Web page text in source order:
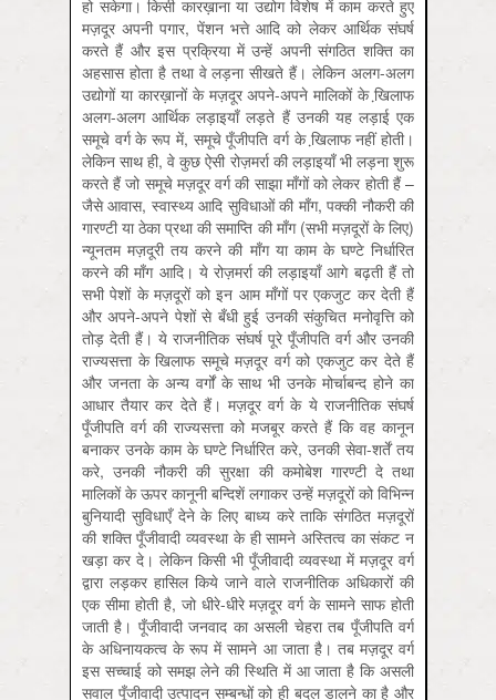
हो सकेगा। किसी कारख़ाना या उद्योग विशेष में काम करते हुए
मज़दूर अपनी पगार, पेंशन भत्ते आदि को लेकर आर्थिक संघर्ष
करते हैं और इस प्रक्रिया में उन्हें अपनी संगठित शक्ति का
अहसास होता है तथा वे लड़ना सीखते हैं। लेकिन अलग-अलग
उद्योगों या कारख़ानों के मज़दूर अपने-अपने मालिकों के खि़लाफ
अलग-अलग आर्थिक लड़ाइयाँ लड़ते हैं उनकी यह लड़ाई एक
समूचे वर्ग के रूप में, समूचे पूँजीपति वर्ग के खि़लाफ नहीं होती।
लेकिन साथ ही, वे कुछ ऐसी रोज़मर्रा की लड़ाइयाँ भी लड़ना शुरू
करते हैं जो समूचे मज़दूर वर्ग की साझा माँगों को लेकर होती हैं –
जैसे आवास, स्वास्थ्य आदि सुविधाओं की माँग, पक्की नौकरी की
गारण्टी या ठेका प्रथा की समाप्ति की माँग (सभी मज़दूरों के लिए)
न्यूनतम मज़दूरी तय करने की माँग या काम के घण्टे निर्धारित
करने की माँग आदि। ये रोज़मर्रा की लड़ाइयाँ आगे बढ़ती हैं तो
सभी पेशों के मज़दूरों को इन आम माँगों पर एकजुट कर देती हैं
और अपने-अपने पेशों से बँधी हुई उनकी संकुचित मनोवृत्ति को
तोड़ देती हैं। ये राजनीतिक संघर्ष पूरे पूँजीपति वर्ग और उनकी
राज्यसत्ता के खिलाफ समूचे मज़दूर वर्ग को एकजुट कर देते हैं
और जनता के अन्य वर्गों के साथ भी उनके मोर्चाबन्द होने का
आधार तैयार कर देते हैं। मज़दूर वर्ग के ये राजनीतिक संघर्ष
पूँजीपति वर्ग की राज्यसत्ता को मजबूर करते हैं कि वह कानून
बनाकर उनके काम के घण्टे निर्धारित करे, उनकी सेवा-शर्तें तय
करे, उनकी नौकरी की सुरक्षा की कमोबेश गारण्टी दे तथा
मालिकों के ऊपर कानूनी बन्दिशें लगाकर उन्हें मज़दूरों को विभिन्न
बुनियादी सुविधाएँ देने के लिए बाध्य करे ताकि संगठित मज़दूरों
की शक्ति पूँजीवादी व्यवस्था के ही सामने अस्तित्व का संकट न
खड़ा कर दे। लेकिन किसी भी पूँजीवादी व्यवस्था में मज़दूर वर्ग
द्वारा लड़कर हासिल किये जाने वाले राजनीतिक अधिकारों की
एक सीमा होती है, जो धीरे-धीरे मज़दूर वर्ग के सामने साफ होती
जाती है। पूँजीवादी जनवाद का असली चेहरा तब पूँजीपति वर्ग
के अधिनायकत्व के रूप में सामने आ जाता है। तब मज़दूर वर्ग
इस सच्चाई को समझ लेने की स्थिति में आ जाता है कि असली
सवाल पूँजीवादी उत्पादन सम्बन्धों को ही बदल डालने का है और